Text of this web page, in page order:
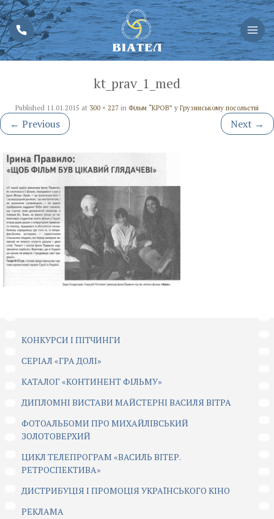
kt_prav_1_med
Published 11.01.2015 at 300 × 227 in Фільм “КРОВ” у Грузинському посольстві
← Previous Next →
КОНКУРСИ І ПІТЧИНГИ
CЕРІАЛ «ГРА ДОЛІ»
КАТАЛОГ «КОНТИНЕНТ ФІЛЬМУ»
ДИПЛОМНІ ВИСТАВИ МАЙСТЕРНІ ВАСИЛЯ ВІТРА
ФОТОАЛЬБОМИ ПРО МИХАЙЛІВСЬКИЙ
ЗОЛОТОВЕРХИЙ
ЦИКЛ ТЕЛЕПРОГРАМ «ВАСИЛЬ ВІТЕР.
РЕТРОСПЕКТИВА»
ДИСТРИБУЦІЯ І ПРОМОЦІЯ УКРАЇНСЬКОГО КІНО
РЕКЛАМА